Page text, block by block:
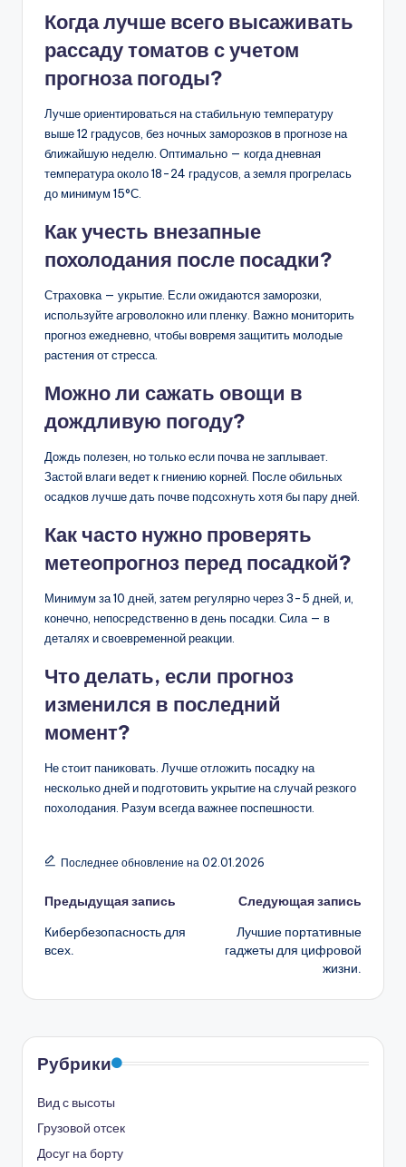
Когда лучше всего высаживать
рассаду томатов с учетом
прогноза погоды?
Лучше ориентироваться на стабильную температуру
выше 12 градусов, без ночных заморозков в прогнозе на
ближайшую неделю. Оптимально — когда дневная
температура около 18-24 градусов, а земля прогрелась
до минимум 15°С.
Как учесть внезапные
похолодания после посадки?
Страховка — укрытие. Если ожидаются заморозки,
используйте агроволокно или пленку. Важно мониторить
прогноз ежедневно, чтобы вовремя защитить молодые
растения от стресса.
Можно ли сажать овощи в
дождливую погоду?
Дождь полезен, но только если почва не заплывает.
Застой влаги ведет к гниению корней. После обильных
осадков лучше дать почве подсохнуть хотя бы пару дней.
Как часто нужно проверять
метеопрогноз перед посадкой?
Минимум за 10 дней, затем регулярно через 3-5 дней, и,
конечно, непосредственно в день посадки. Сила — в
деталях и своевременной реакции.
Что делать, если прогноз
изменился в последний
момент?
Не стоит паниковать. Лучше отложить посадку на
несколько дней и подготовить укрытие на случай резкого
похолодания. Разум всегда важнее поспешности.
Последнее обновление на 02.01.2026
Навигация
записи
Предыдущая запись
Кибербезопасность для
всех.
Следующая запись
Лучшие портативные
гаджеты для цифровой
жизни.
Рубрики
Вид с высоты
Грузовой отсек
Досуг на борту